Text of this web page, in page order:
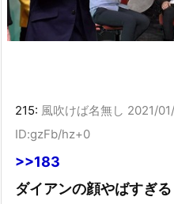
215: 風吹けば名無し 2021/
ID:gzFb/hz+0
>>183
ダイアンの顔やばすぎる